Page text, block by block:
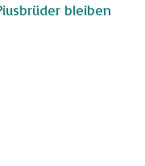
bleiben